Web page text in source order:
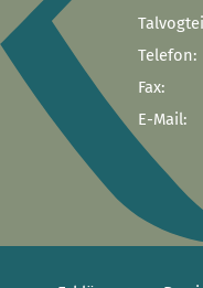
Telefon:
Fax:
E-Mail: